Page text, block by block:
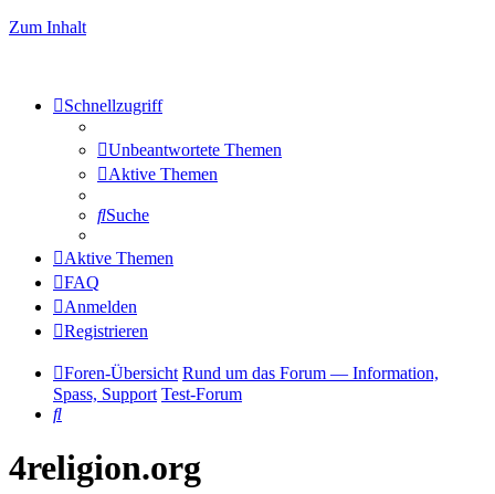
Zum Inhalt
Schnellzugriff
Unbeantwortete Themen
Aktive Themen
Suche
Aktive Themen
FAQ
Anmelden
Registrieren
Foren-Übersicht Rund um das Forum — Information,
Spass, Support Test-Forum
Suche
4religion.org